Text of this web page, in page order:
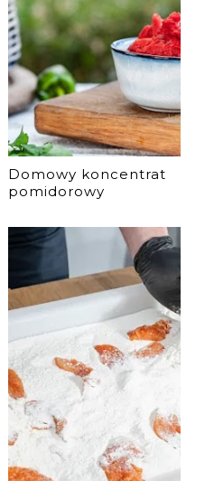
Domowy koncentrat
pomidorowy